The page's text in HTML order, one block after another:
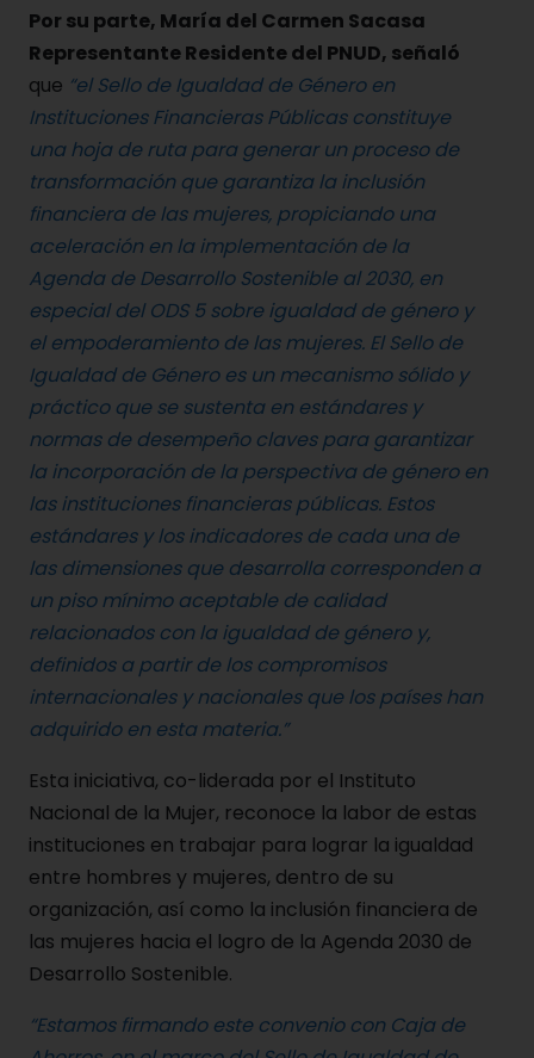
Por su parte, María del Carmen Sacasa
Representante Residente del PNUD, señaló
que “el Sello de Igualdad de Género en
Instituciones Financieras Públicas constituye
una hoja de ruta para generar un proceso de
transformación que garantiza la inclusión
financiera de las mujeres, propiciando una
aceleración en la implementación de la
Agenda de Desarrollo Sostenible al 2030, en
especial del ODS 5 sobre igualdad de género y
el empoderamiento de las mujeres. El Sello de
Igualdad de Género es un mecanismo sólido y
práctico que se sustenta en estándares y
normas de desempeño claves para garantizar
la incorporación de la perspectiva de género en
las instituciones financieras públicas. Estos
estándares y los indicadores de cada una de
las dimensiones que desarrolla corresponden a
un piso mínimo aceptable de calidad
relacionados con la igualdad de género y,
definidos a partir de los compromisos
internacionales y nacionales que los países han
adquirido en esta materia.”
Esta iniciativa, co-liderada por el Instituto
Nacional de la Mujer, reconoce la labor de estas
instituciones en trabajar para lograr la igualdad
entre hombres y mujeres, dentro de su
organización, así como la inclusión financiera de
las mujeres hacia el logro de la Agenda 2030 de
Desarrollo Sostenible.
“Estamos firmando este convenio con Caja de